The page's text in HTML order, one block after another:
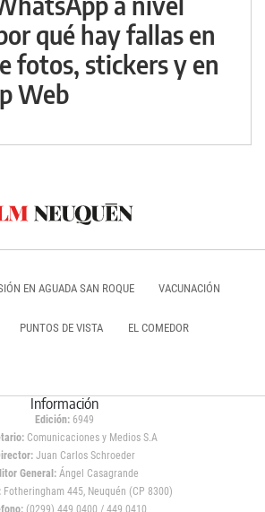
qué hay fallas en
fotos, stickers y en
Web
EN AGUADA SAN ROQUE VACUNACIÓN
PUNTOS DE VISTA EL COMEDOR
Información
Edición: 6949
Comunicaciones y Medios S.A
Juan Carlos Schroeder
General:Ángel Casagrande
Fotheringham 445, Neuquén (CP 8300)
(0299) 449 0400 / 449 0410